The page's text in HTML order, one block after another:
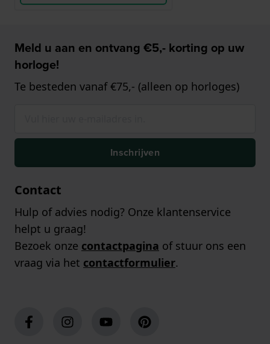
Meld u aan en ontvang €5,- korting op uw
horloge!
Te besteden vanaf €75,- (alleen op horloges)
Inschrijven
Contact
Hulp of advies nodig? Onze klantenservice
helpt u graag!
Bezoek onze contactpagina of stuur ons een
vraag via het contactformulier.